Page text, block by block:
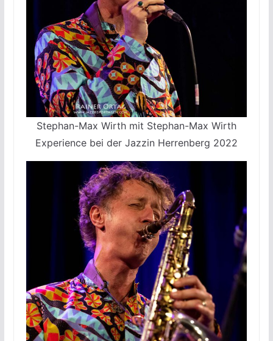
Stephan-Max Wirth mit Stephan-Max Wirth
Experience bei der Jazzin Herrenberg 2022